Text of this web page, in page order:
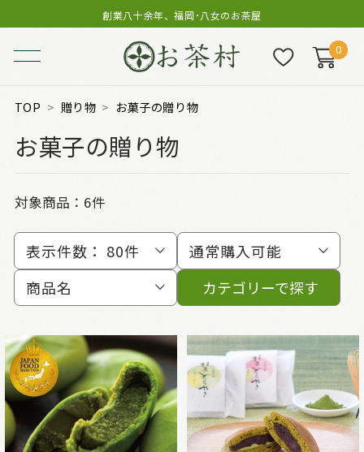
創業八十余年、福岡･八女のお茶屋
0
TOP 贈り物 お菓子の贈り物
お菓子の贈り物
対象商品： 6件
表示件数： 80件
通常購入可能
商品名
カテゴリーで探す